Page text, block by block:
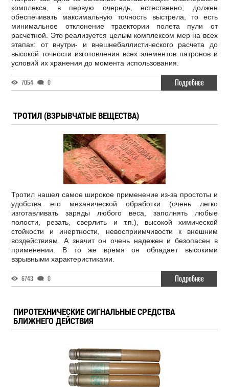
комплекса, в первую очередь, естественно, должен
обеспечивать максимальную точность выстрела, то есть
минимальное отклонение траектории полета пули от
расчетной. Это реализуется целым комплексом мер на всех
этапах: от внутри- и внешнебаллистического расчета до
высокой точности изготовления всех элементов патронов и
условий их хранения до момента использования.
7054 0 Подробнее
ТРОТИЛ (ВЗРЫВЧАТЫЕ ВЕЩЕСТВА)
Тротил нашел самое широкое применение из-за простоты и
удобства его механической обработки (очень легко
изготавливать заряды любого веса, заполнять любые
полости, резать, сверлить и т.п.), высокой химической
стойкости и инертности, невосприимчивости к внешним
воздействиям. А значит он очень надежен и безопасен в
применении. В то же время он обладает высокими
взрывными характеристиками.
6743 0 Подробнее
ПИРОТЕХНИЧЕСКИЕ СИГНАЛЬНЫЕ СРЕДСТВА
БЛИЖНЕГО ДЕЙСТВИЯ